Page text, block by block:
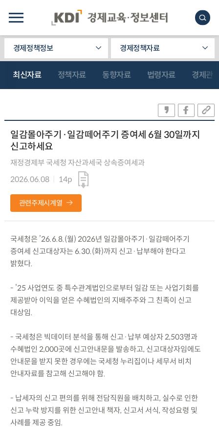
경제정책정보 경제정책자료
최신자료 정책자료 동향자료 법령자료 경제관
일감몰아주기·일감떼어주기 증여세 6월 30일까지
신고하세요
재정경제부 국세청 자산과세국 상속증여세과
2026.06.08
14p
관련주제시계열
국세청은 ’26.6.8.(월) 2026년 일감몰아주기·일감떼어주기
증여세 신고대상자는 6.30.(화)까지 신고·납부해야 한다고
밝혔다.
- ’25 사업연도 중 특수관계법인으로부터 일감 또는 사업기회를
제공받아 이익을 얻은 수혜법인의 지배주주와 그 친족이 신고
대상임.
- 국세청은 빅데이터 분석을 통해 신고·납부 예상자 2,503명과
수혜법인 2,000곳에 신고안내문을 발송하고, 신고대상자임에도
안내문을 받지 못한 경우에는 국세청 누리집이나 세무서 비치
안내자료를 참고해 신고해야 함.
- 납세자의 신고 편의를 위해 전담직원을 배치하고, 실수로 인한
신고 누락 방지를 위한 신고안내 책자, 신고서 서식, 작성요령 및
사례를 제공 중임.